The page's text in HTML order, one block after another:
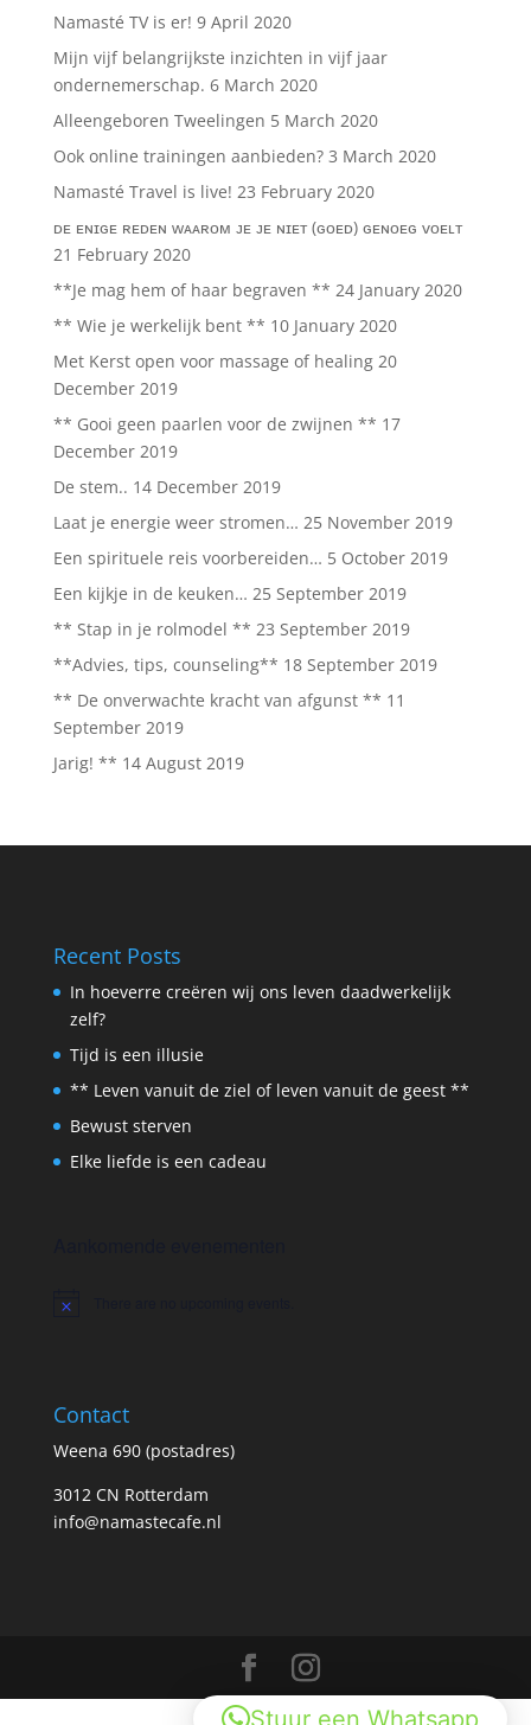
Namasté TV is er! 9 April 2020
Mijn vijf belangrijkste inzichten in vijf jaar
ondernemerschap. 6 March 2020
Alleengeboren Tweelingen 5 March 2020
Ook online trainingen aanbieden? 3 March 2020
Namasté Travel is live! 23 February 2020
ᴅᴇ ᴇɴɪɢᴇ ʀᴇᴅᴇɴ ᴡᴀᴀʀᴏᴍ ᴊᴇ ᴊᴇ ɴɪᴇᴛ (ɢᴏᴇᴅ) ɢᴇɴᴏᴇɢ ᴠᴏᴇʟᴛ
21 February 2020
**Je mag hem of haar begraven ** 24 January 2020
** Wie je werkelijk bent ** 10 January 2020
Met Kerst open voor massage of healing 20
December 2019
** Gooi geen paarlen voor de zwijnen ** 17
December 2019
De stem.. 14 December 2019
Laat je energie weer stromen… 25 November 2019
Een spirituele reis voorbereiden… 5 October 2019
Een kijkje in de keuken… 25 September 2019
** Stap in je rolmodel ** 23 September 2019
**Advies, tips, counseling** 18 September 2019
** De onverwachte kracht van afgunst ** 11
September 2019
Jarig! ** 14 August 2019
Recent Posts
In hoeverre creëren wij ons leven daadwerkelijk
zelf?
Tijd is een illusie
** Leven vanuit de ziel of leven vanuit de geest **
Bewust sterven
Elke liefde is een cadeau
Notice
Contact
Weena 690 (postadres)
3012 CN Rotterdam
info@namastecafe.nl
Stuur een Whatsapp